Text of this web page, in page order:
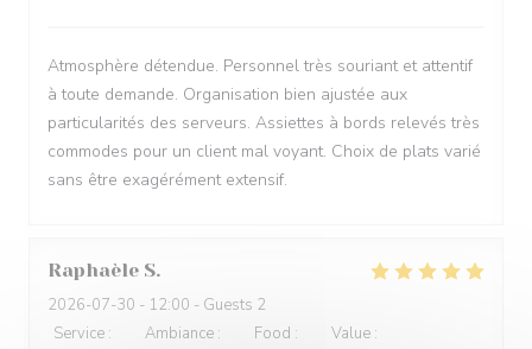
Atmosphère détendue. Personnel très souriant et attentif
à toute demande. Organisation bien ajustée aux
particularités des serveurs. Assiettes à bords relevés très
commodes pour un client mal voyant. Choix de plats varié
sans être exagérément extensif.
Raphaèle S
2026-07-30 - 12:00 - Guests 2
Service : Ambiance : Food : Value :